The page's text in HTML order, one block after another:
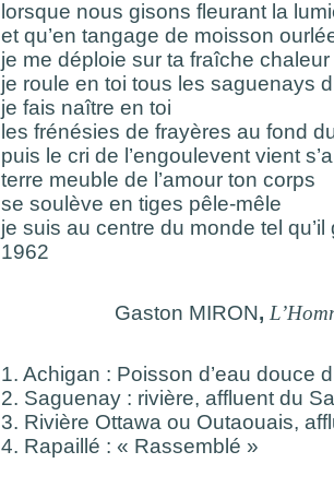
lorsque nous gisons fleurant la
et qu’en tangage de moisson
je me déploie sur ta fraîche
je roule en toi tous les saguenays
je fais naître en toi
les frénésies de frayères au fond
puis le cri de l’engoulevent vient
terre meuble de l’amour ton corps
se soulève en tiges pêle-mêle
je suis au centre du monde tel
1962
Gaston MIRON,
1. Achigan : Poisson d’eau douce
2. Saguenay : rivière, affluent du
3. Rivière Ottawa ou Outaouais,
4. Rapaillé : « Rassemblé »